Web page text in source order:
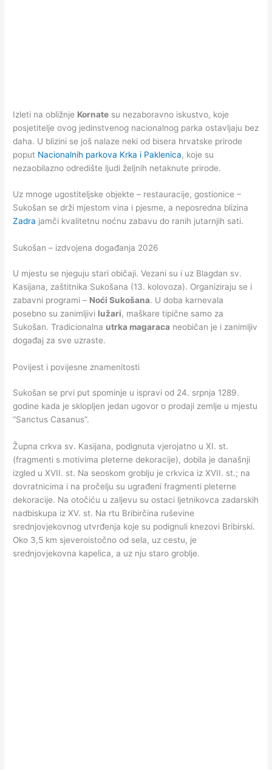
Izleti na obližnje Kornate su nezaboravno iskustvo, koje
posjetitelje ovog jedinstvenog nacionalnog parka ostavljaju bez
daha. U blizini se još nalaze neki od bisera hrvatske prirode
poput Nacionalnih parkova Krka i Paklenica, koje su
nezaobilazno odredište ljudi željnih netaknute prirode.
Uz mnoge ugostiteljske objekte – restauracije, gostionice –
Sukošan se drži mjestom vina i pjesme, a neposredna blizina
Zadra jamči kvalitetnu noćnu zabavu do ranih jutarnjih sati.
Sukošan – izdvojena događanja 2026
U mjestu se njeguju stari običaji. Vezani su i uz Blagdan sv.
Kasijana, zaštitnika Sukošana (13. kolovoza). Organiziraju se i
zabavni programi – Noći Sukošana. U doba karnevala
posebno su zanimljivi lužari, maškare tipične samo za
Sukošan. Tradicionalna utrka magaraca neobičan je i zanimljiv
događaj za sve uzraste.
Povijest i povijesne znamenitosti
Sukošan se prvi put spominje u ispravi od 24. srpnja 1289.
godine kada je sklopljen jedan ugovor o prodaji zemlje u mjestu
“Sanctus Casanus”.
Župna crkva sv. Kasijana, podignuta vjerojatno u XI. st.
(fragmenti s motivima pleterne dekoracije), dobila je današnji
izgled u XVII. st. Na seoskom groblju je crkvica iz XVII. st.; na
dovratnicima i na pročelju su ugrađeni fragmenti pleterne
dekoracije. Na otočiću u zaljevu su ostaci ljetnikovca zadarskih
nadbiskupa iz XV. st. Na rtu Bribirčina ruševine
srednjovjekovnog utvrđenja koje su podignuli knezovi Bribirski.
Oko 3,5 km sjeveroistočno od sela, uz cestu, je
srednjovjekovna kapelica, a uz nju staro groblje.